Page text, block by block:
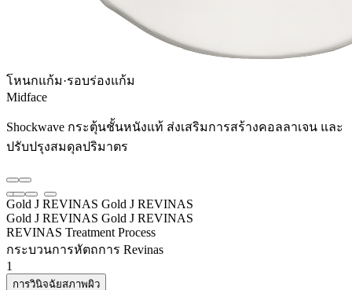
โหนกแก้ม·รอบร่องแก้ม
Midface
Shockwave กระตุ้นชั้นหนังแท้ ส่งเสริมการสร้างคอลลาเจน และ
ปรับปรุงสมดุลปริมาตร
Gold J REVINAS Gold J REVINAS
Gold J REVINAS Gold J REVINAS
REVINAS Treatment Process
กระบวนการหัตถการ Revinas
1
การวินิจฉัยสภาพผิว